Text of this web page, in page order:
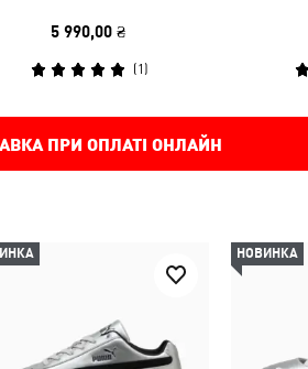
5 990,00 ₴
(1 )
ПРИ ОПЛАТІ ОНЛАЙН
НОВИНКА